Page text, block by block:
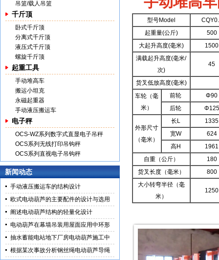
吊篮/载人吊篮
千斤顶
卧式千斤顶
分离式千斤顶
液压式千斤顶
螺旋千斤顶
起重工具
手动堆高车
搬运小坦克
永磁起重器
手动液压搬运车
电子秤
OCS-WZ系列数字式直显电子吊秤
OCS系列无线打印吊钩秤
OCS系列直视电子吊钩秤
新闻动态
手动液压搬运车的结构设计
欧式电动葫芦的主要配件的设计与选用
阐述电动葫芦结构的轻量化设计
电动葫芦在幕墙吊装用屋面应用中环形
抽水蓄能电站地下厂房电动葫芦施工中
根据某次事故分析钢丝绳电动葫芦导绳
型号Model
起重量(公斤)
500
大起升高度(毫米)
1500
满载起升高度(毫米/
次)
45
货叉低放高度(毫米)
车轮（毫
米）
前轮
Φ90
后轮
Φ125
外形尺寸
（毫米）
长L
1335
宽W
624
高H
1961
自重（公斤）
180
货叉长度（毫米）
800
大小转弯半径（毫
米）
1250